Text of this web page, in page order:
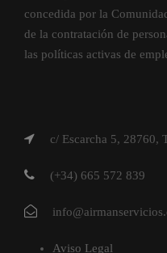
concedida por la
de la contratación de
las políticas activas de
c/ Escarcha 5, 28760,
(+34) 665 572 839
Aviso Legal